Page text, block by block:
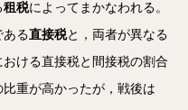
租税によってまかなわれる。
ある直接税と，両者が異なる
ける直接税と間接税の割合
重が高かったが，戦後は